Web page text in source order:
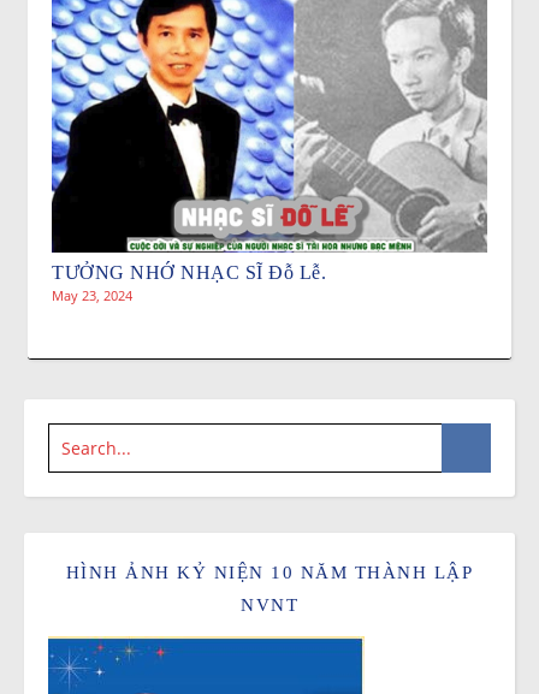
TƯỞNG NHỚ NHẠC SĨ Đỗ Lễ.
May 23, 2024
HÌNH ẢNH KỶ NIỆN 10 NĂM THÀNH LẬP
NVNT